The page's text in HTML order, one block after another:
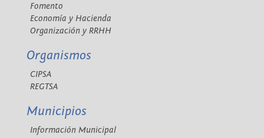
Fomento
Economía y Hacienda
Organización y RRHH
Organismos
CIPSA
REGTSA
Municipios
Información Municipal